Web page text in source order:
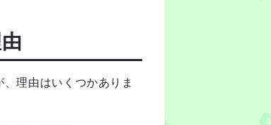
理由はいくつかありま